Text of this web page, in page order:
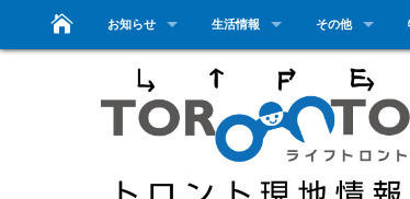
お知らせ 生活情報 その他